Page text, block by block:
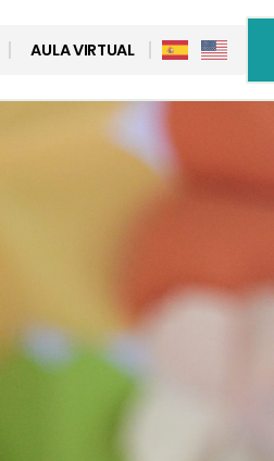
AULA VIRTUAL